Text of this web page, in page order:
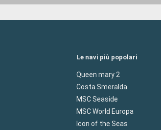
Le navi più popolari
Queen mary 2
Costa Smeralda
MSC Seaside
MSC World Europa
Icon of the Seas